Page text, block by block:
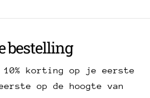
bestelling
10% korting op je eerste
op de hoogte van